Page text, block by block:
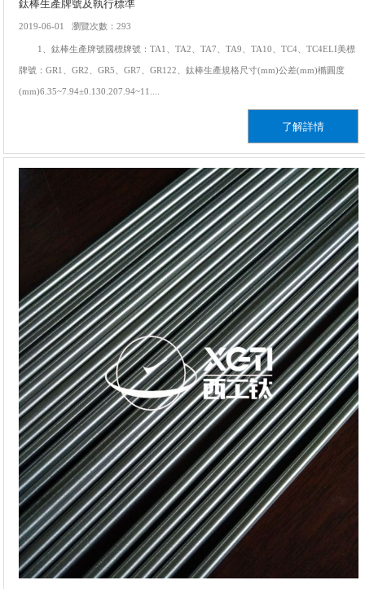
鈦棒生產牌號及執行標準
2019-06-01 瀏覽次數：293
1、鈦棒生產牌號國標牌號：TA1、TA2、TA7、TA9、TA10、TC4、TC4ELI美標
牌號：GR1、GR2、GR5、GR7、GR122、鈦棒生產規格尺寸(mm)公差(mm)橢圓度
(mm)6.35~7.94±0.130.207.94~11....
了解詳情